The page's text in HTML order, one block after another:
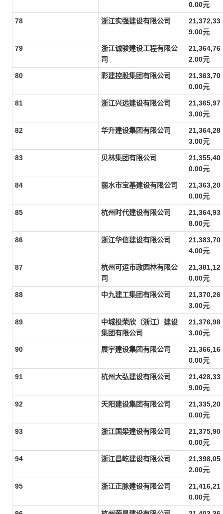
0.00元
78 浙江实强建设有限公司
21,372,33
9.00元
79
浙江诚骏建设工程有限公
司
21,364,76
2.00元
80 彩建控股集团有限公司
21,363,70
0.00元
81 浙江兴远建设有限公司
21,365,97
3.00元
82 华升建设集团有限公司
21,364,28
3.00元
83 贝林集团有限公司
21,355,40
0.00元
84 丽水市宝基建设有限公司
21,363,20
0.00元
85 杭州时代建设有限公司
21,364,93
8.00元
86 浙江华信建设有限公司
21,383,70
4.00元
87
杭州可运市政园林有限公
司
21,381,12
0.00元
88 中九建工集团有限公司
21,370,26
3.00元
89
中城投荣欣（浙江）建设
集团有限公司
21,376,98
3.00元
90 展宇建设集团有限公司
21,366,16
0.00元
91 杭州大弘建设有限公司
21,428,33
9.00元
92 天阳建设集团有限公司
21,335,20
0.00元
93 浙江国梁建设有限公司
21,375,90
0.00元
94 浙江昌屹建设有限公司
21,398,05
2.00元
95 浙江正脉建设有限公司
21,416,21
0.00元